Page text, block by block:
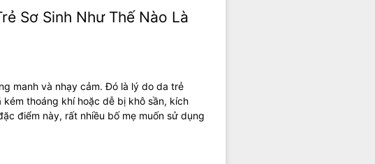
Sơ Sinh Như Thế Nào Là
manh và nhạy cảm. Đó là lý do da trẻ
thoáng khí hoặc dễ bị khô sần, kích
điểm này, rất nhiều bố mẹ muốn sử dụng